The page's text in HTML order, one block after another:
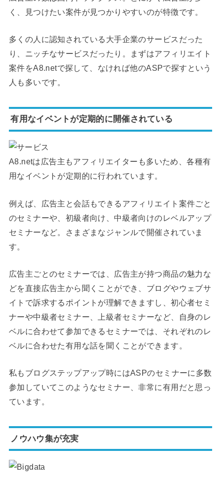
く、見つけたい案件が見つかりやすいのが特徴です。
多くの人に認知されている大手企業のサービスだった
り、ニッチなサービスだったり。まずはアフィリエイト
案件をA8.netで探して、なければ他のASPで探すという
人も多いです。
有用なイベントが定期的に開催されている
A8.netは広告主もアフィリエイターも多いため、各種有
用なイベントが定期的に行われています。
例えば、広告主と会話もできるアフィリエイト案件ごと
のセミナーや、初級者向け、中級者向けのレベルアップ
セミナーなど。さまざまなジャンルで開催されていま
す。
広告主ごとのセミナーでは、広告主が持つ商品の魅力な
どを直接広告主から聞くことができ、ブログやウェブサ
イトで訴求するポイントが理解できますし、初心者セミ
ナーや中級者セミナー、上級者セミナーなど、自身のレ
ベルに合わせて参加できるセミナーでは、それぞれのレ
ベルに合わせた有用な話を聞くことができます。
私もブログステップアップ時にはASPのセミナーに多数
参加していてこのようなセミナー、非常に有用だと思っ
ています。
ノウハウ集が充実